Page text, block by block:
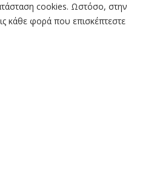
cookies. Ωστόσο, στην
κάθε φορά που επισκέπτεστε